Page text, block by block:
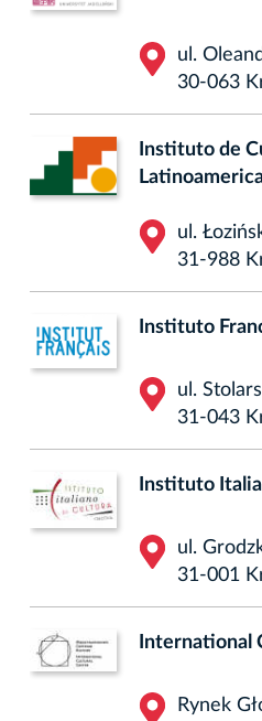
ul.
30-063
Instituto de
ul.
31-988
Instituto
ul.
31-043
Instituto
ul.
31-001
International
Rynek